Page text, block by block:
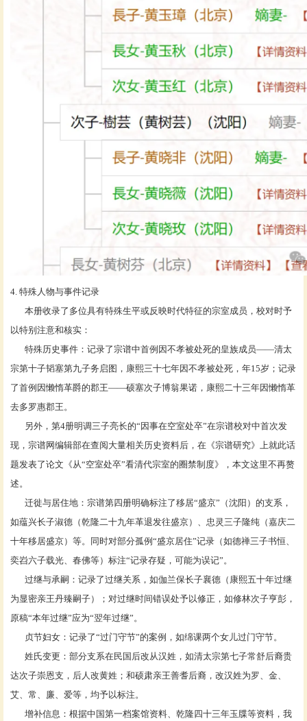
4. 特殊人物与事件记录
本册收录了多位具有特殊生平或反映时代特征的宗室成员，校对时予
以特别注意和核实：
特殊历史事件：记录了宗谱中首例因不孝被处死的皇族成员——清太
宗第十子韬塞第九子务启图，康熙三十七年因不孝被处死，年15岁；记录
了首例因懒惰革爵的郡王——硕塞次子博翁果诺，康熙二十三年因懒惰革
去多罗惠郡王。
另外，第4册明调三子亮长的“因事在空室处卒”在宗谱校对中首次发
现，宗谱网编辑部在查阅大量相关历史资料后，在《宗谱研究》上就此话
题发表了论文《从“空室处卒”看清代宗室的圈禁制度》，本文这里不再赘
述。
迁徙与居住地：宗谱第四册明确标注了移居“盛京”（沈阳）的支系，
如蕴兴长子淑德（乾隆二十九年革退发往盛京）、忠灵三子隆纯（嘉庆二
十年移居盛京）等。同时对部分孤例“盛京居住”记录（如德禅三子书恒、
奕岧六子载光、春佛等）标注“记录存疑，可能为误记”。
过继与承嗣：记录了过继关系，如伽兰保长子襄德（康熙五十年过继
为显密亲王丹臻嗣子）；对过继时间错误处予以修正，如修林次子亨彭，
原稿“本年过继”应为“翌年过继”。
贞节妇女：记录了“过门守节”的案例，如绵课两个女儿过门守节。
姓氏变更：部分支系在民国后改从汉姓，如清太宗第七子常舒后裔贵
达次子崇恩支，后人改黄姓；和硕肃亲王善耆后裔，改汉姓为罗、金、
艾、常、廉、爱等，均予以标注。
增补信息：根据中国第一档案馆资料、乾隆四十三年玉牒等资料，我